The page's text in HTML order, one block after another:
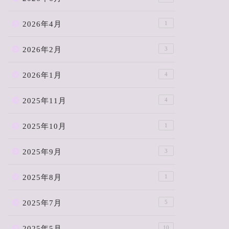
2026年4月 1
2026年2月 3
2026年1月 4
2025年11月 4
2025年10月 1
2025年9月 3
2025年8月 1
2025年7月 5
10